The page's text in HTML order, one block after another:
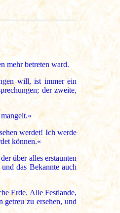
mehr betreten ward.
will, ist immer ein
der zweite,
werdet! Ich werde
können.«
über alles erstaunten
das Bekannte auch
Erde. Alle Festlande,
getreu zu ersehen, und